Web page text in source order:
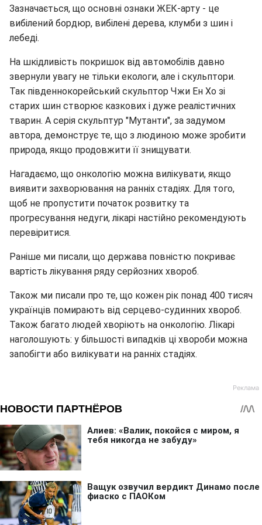
Зазначається, що основні ознаки ЖЕК-арту - це
вибілений бордюр, вибілені дерева, клумби з шин і
лебеді.
На шкідливість покришок від автомобілів давно
звернули увагу не тільки екологи, але і скульптори.
Так південнокорейський скульптор Чжи Ен Хо зі
старих шин створює казкових і дуже реалістичних
тварин. А серія скульптур "Мутанти", за задумом
автора, демонструє те, що з людиною може зробити
природа, якщо продовжити її знищувати.
Нагадаємо, що онкологію можна вилікувати, якщо
виявити захворювання на ранніх стадіях. Для того,
щоб не пропустити початок розвитку та
прогресування недуги, лікарі настійно рекомендують
перевіритися.
Раніше ми писали, що держава повністю покриває
вартість лікування ряду серйозних хвороб.
Також ми писали про те, що кожен рік понад 400 тисяч
українців помирають від серцево-судинних хвороб.
Також багато людей хворіють на онкологію. Лікарі
наголошують: у більшості випадків ці хвороби можна
запобігти або вилікувати на ранніх стадіях.